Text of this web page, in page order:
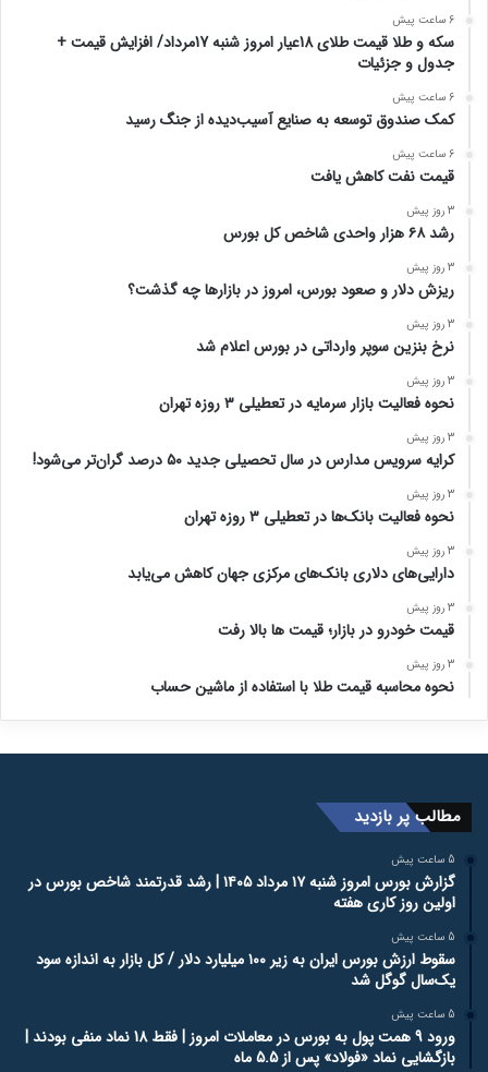
6 ساعت پیش
سکه و طلا قیمت طلای 18عیار امروز شنبه 17مرداد/ افزایش قیمت +
جدول و جزئیات
6 ساعت پیش
کمک صندوق توسعه به صنایع آسیب‌دیده از جنگ رسید
6 ساعت پیش
قیمت نفت کاهش یافت
3 روز پیش
رشد ۶۸ هزار واحدی شاخص کل بورس
3 روز پیش
ریزش دلار و صعود بورس، امروز در بازارها چه گذشت؟
3 روز پیش
نرخ بنزین سوپر وارداتی در بورس اعلام شد
3 روز پیش
نحوه فعالیت بازار سرمایه در تعطیلی ۳ روزه تهران
3 روز پیش
کرایه سرویس مدارس در سال تحصیلی جدید ۵۰ درصد گران‌تر می‌شود!
3 روز پیش
نحوه فعالیت بانک‌ها در تعطیلی ۳ روزه تهران
3 روز پیش
دارایی‌های دلاری بانک‌های مرکزی جهان کاهش می‌یابد
3 روز پیش
قیمت خودرو در بازار؛ قیمت ها بالا رفت
3 روز پیش
نحوه محاسبه قیمت طلا با استفاده از ماشین حساب
مطالب پر بازدید
5 ساعت پیش
گزارش بورس امروز شنبه ۱۷ مرداد ۱۴۰۵ | رشد قدرتمند شاخص بورس در
اولین روز کاری هفته
5 ساعت پیش
سقوط ارزش بورس ایران به زیر ۱۰۰ میلیارد دلار / کل بازار به اندازه سود
یک‌سال گوگل شد
5 ساعت پیش
ورود 9 همت پول به بورس در معاملات امروز | فقط 18 نماد منفی بودند |
بازگشایی نماد «فولاد» پس از 5.5 ماه